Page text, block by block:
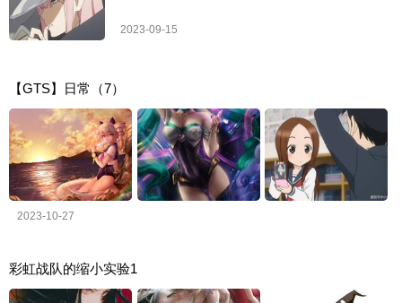
2023-09-15
【GTS】日常（7）
2023-10-27
彩虹战队的缩小实验1